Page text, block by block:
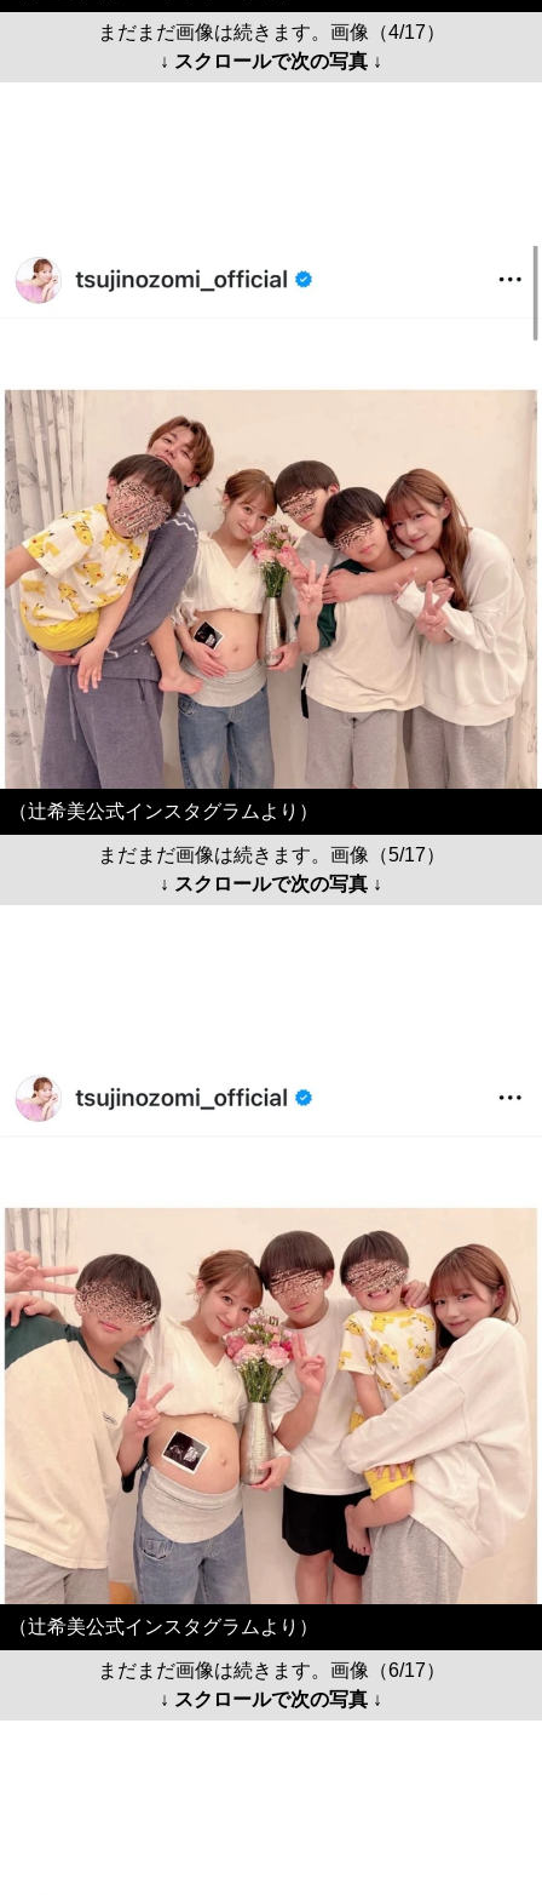
まだまだ画像は続きます。画像（4/17）
↓ スクロールで次の写真 ↓
（辻希美公式インスタグラムより）
まだまだ画像は続きます。画像（5/17）
↓ スクロールで次の写真 ↓
（辻希美公式インスタグラムより）
まだまだ画像は続きます。画像（6/17）
↓ スクロールで次の写真 ↓